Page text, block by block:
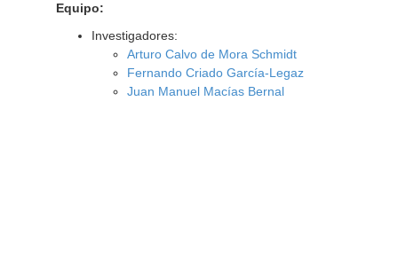
Equipo:
Investigadores:
Arturo Calvo de Mora Schmidt
Fernando Criado García-Legaz
Juan Manuel Macías Bernal